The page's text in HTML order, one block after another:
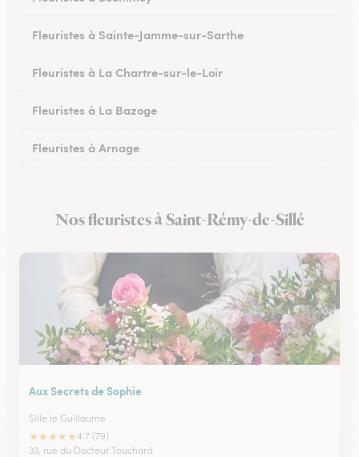
Fleuristes à Sainte-Jamme-sur-Sarthe
Fleuristes à La Chartre-sur-le-Loir
Fleuristes à La Bazoge
Fleuristes à Arnage
Fleuristes à Conlie
Nos fleuristes à Saint-Rémy-de-Sillé
Aux Secrets de Sophie
Sille le Guillaume
★★★★★4.7 (79)
33, rue du Docteur Touchard